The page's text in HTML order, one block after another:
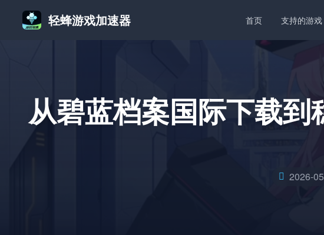
轻蜂游戏加速器 首页 支持的游戏
从碧蓝档案国际下载
2026-